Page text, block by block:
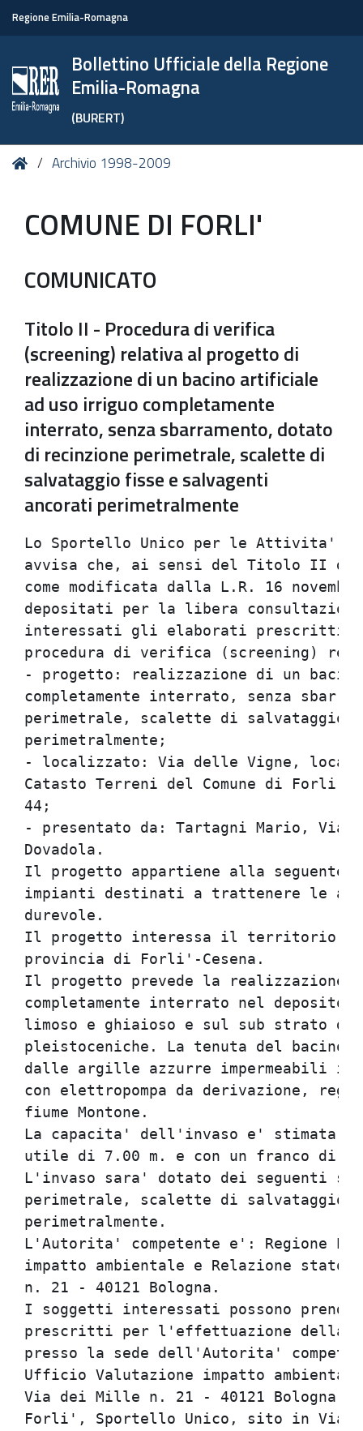
Regione Emilia-Romagna
Bollettino Ufficiale della Regione
Emilia-Romagna
(BURERT)
Tu HomeArchivio 1998-2009
COMUNE DI FORLI'
COMUNICATO
Titolo II - Procedura di verifica
(screening) relativa al progetto di
realizzazione di un bacino artificiale
ad uso irriguo completamente
interrato, senza sbarramento, dotato
di recinzione perimetrale, scalette di
salvataggio fisse e salvagenti
ancorati perimetralmente
Lo Sportello Unico per le Attivita'
avvisa che, ai sensi del Titolo II
come modificata dalla L.R. 16
depositati per la libera
interessati gli elaborati prescritti
procedura di verifica (screening)
- progetto: realizzazione di un
completamente interrato, senza
perimetrale, scalette di salvataggio
perimetralmente;
- localizzato: Via delle Vigne,
Catasto Terreni del Comune di
44;
- presentato da: Tartagni Mario, Via
Dovadola.
Il progetto appartiene alla
impianti destinati a trattenere le
durevole.
Il progetto interessa il territorio
provincia di Forli'-Cesena.
Il progetto prevede la realizzazione
completamente interrato nel
limoso e ghiaioso e sul sub strato
pleistoceniche. La tenuta del bacino
dalle argille azzurre impermeabili il
con elettropompa da derivazione,
fiume Montone.
La capacita' dell'invaso e' stimata in
utile di 7.00 m. e con un franco di
L'invaso sara' dotato dei seguenti
perimetrale, scalette di salvataggio
perimetralmente.
L'Autorita' competente e': Regione
impatto ambientale e Relazione
n. 21 - 40121 Bologna.
I soggetti interessati possono
prescritti per l'effettuazione della
presso la sede dell'Autorita'
Ufficio Valutazione impatto
Via dei Mille n. 21 - 40121 Bologna
Forli', Sportello Unico, sito in Via